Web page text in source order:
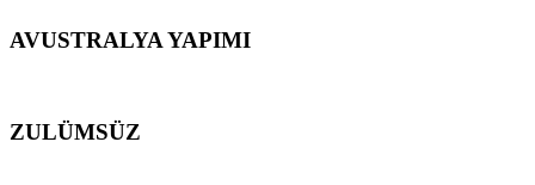
AVUSTRALYA YAPIMI
ZULÜMSÜZ